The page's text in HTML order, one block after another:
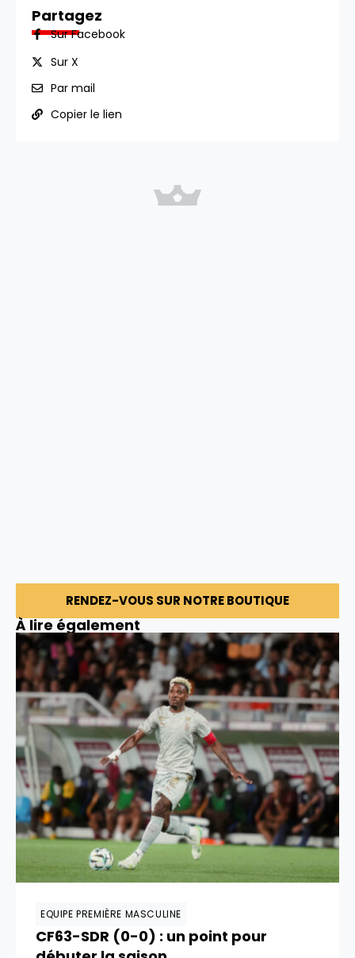
Partagez
Sur Facebook
Sur X
Par mail
Copier le lien
RENDEZ-VOUS SUR NOTRE BOUTIQUE
À lire également
EQUIPE PREMIÈRE MASCULINE
CF63-SDR (0-0) : un point pour